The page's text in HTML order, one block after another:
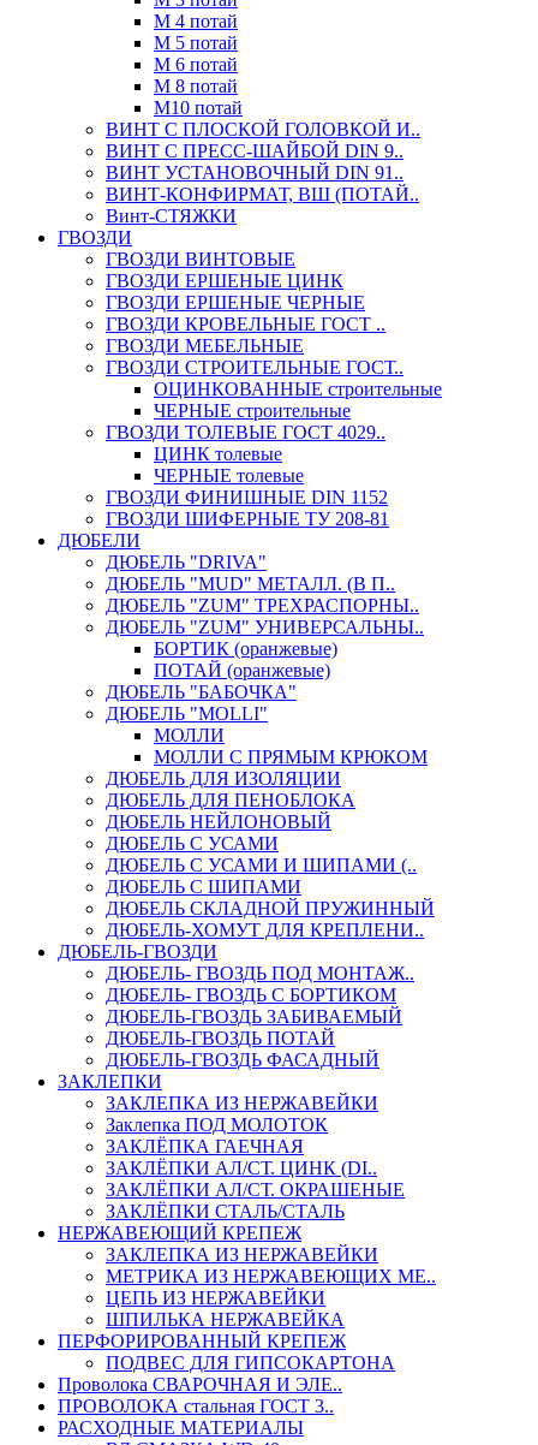
М 4 потай
М 5 потай
М 6 потай
М 8 потай
М10 потай
ВИНТ С ПЛОСКОЙ ГОЛОВКОЙ И..
ВИНТ С ПРЕСС-ШАЙБОЙ DIN 9..
ВИНТ УСТАНОВОЧНЫЙ DIN 91..
ВИНТ-КОНФИРМАТ, ВШ (ПОТАЙ..
Винт-СТЯЖКИ
ГВОЗДИ
ГВОЗДИ ВИНТОВЫЕ
ГВОЗДИ ЕРШЕНЫЕ ЦИНК
ГВОЗДИ ЕРШЕНЫЕ ЧЕРНЫЕ
ГВОЗДИ КРОВЕЛЬНЫЕ ГОСТ ..
ГВОЗДИ МЕБЕЛЬНЫЕ
ГВОЗДИ СТРОИТЕЛЬНЫЕ ГОСТ..
ОЦИНКОВАННЫЕ строительные
ЧЕРНЫЕ строительные
ГВОЗДИ ТОЛЕВЫЕ ГОСТ 4029..
ЦИНК толевые
ЧЕРНЫЕ толевые
ГВОЗДИ ФИНИШНЫЕ DIN 1152
ГВОЗДИ ШИФЕРНЫЕ ТУ 208-81
ДЮБЕЛИ
ДЮБЕЛЬ "DRIVA"
ДЮБЕЛЬ "MUD" МЕТАЛЛ. (В П..
ДЮБЕЛЬ "ZUM" ТРЕХРАСПОРНЫ..
ДЮБЕЛЬ "ZUM" УНИВЕРСАЛЬНЫ..
БОРТИК (оранжевые)
ПОТАЙ (оранжевые)
ДЮБЕЛЬ "БАБОЧКА"
ДЮБЕЛЬ "МOLLI"
МОЛЛИ
МОЛЛИ С ПРЯМЫМ КРЮКОМ
ДЮБЕЛЬ ДЛЯ ИЗОЛЯЦИИ
ДЮБЕЛЬ ДЛЯ ПЕНОБЛОКА
ДЮБЕЛЬ НЕЙЛОНОВЫЙ
ДЮБЕЛЬ С УСАМИ
ДЮБЕЛЬ С УСАМИ И ШИПАМИ (..
ДЮБЕЛЬ С ШИПАМИ
ДЮБЕЛЬ СКЛАДНОЙ ПРУЖИННЫЙ
ДЮБЕЛЬ-ХОМУТ ДЛЯ КРЕПЛЕНИ..
ДЮБЕЛЬ-ГВОЗДИ
ДЮБЕЛЬ- ГВОЗДЬ ПОД МОНТАЖ..
ДЮБЕЛЬ- ГВОЗДЬ С БОРТИКОМ
ДЮБЕЛЬ-ГВОЗДЬ ЗАБИВАЕМЫЙ
ДЮБЕЛЬ-ГВОЗДЬ ПОТАЙ
ДЮБЕЛЬ-ГВОЗДЬ ФАСАДНЫЙ
ЗАКЛЕПКИ
ЗАКЛЕПКА ИЗ НЕРЖАВЕЙКИ
Заклепка ПОД МОЛОТОК
ЗАКЛЁПКА ГАЕЧНАЯ
ЗАКЛЁПКИ АЛ/СТ. ЦИНК (DI..
ЗАКЛЁПКИ АЛ/СТ. ОКРАШЕНЫЕ
ЗАКЛЁПКИ СТАЛЬ/СТАЛЬ
НЕРЖАВЕЮЩИЙ КРЕПЕЖ
ЗАКЛЕПКА ИЗ НЕРЖАВЕЙКИ
МЕТРИКА ИЗ НЕРЖАВЕЮЩИХ МЕ..
ЦЕПЬ ИЗ НЕРЖАВЕЙКИ
ШПИЛЬКА НЕРЖАВЕЙКА
ПЕРФОРИРОВАННЫЙ КРЕПЕЖ
ПОДВЕС ДЛЯ ГИПСОКАРТОНА
Проволока СВАРОЧНАЯ И ЭЛЕ..
ПРОВОЛОКА стальная ГОСТ 3..
РАСХОДНЫЕ МАТЕРИАЛЫ